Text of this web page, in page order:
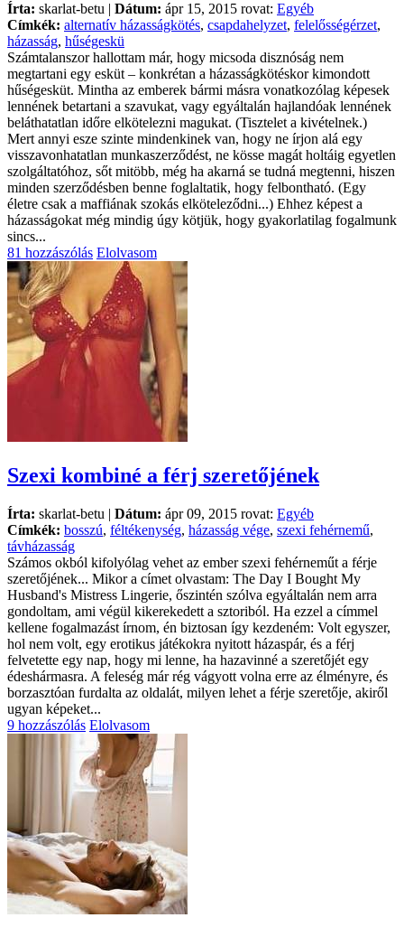
Írta: skarlat-betu | Dátum: ápr 15, 2015 rovat: Egyéb
Címkék: alternatív házasságkötés, csapdahelyzet, felelősségérzet,
házasság, hűségeskü
Számtalanszor hallottam már, hogy micsoda disznóság nem
megtartani egy esküt – konkrétan a házasságkötéskor kimondott
hűségesküt. Mintha az emberek bármi másra vonatkozólag képesek
lennének betartani a szavukat, vagy egyáltalán hajlandóak lennének
beláthatatlan időre elkötelezni magukat. (Tisztelet a kivételnek.)
Mert annyi esze szinte mindenkinek van, hogy ne írjon alá egy
visszavonhatatlan munkaszerződést, ne kösse magát holtáig egyetlen
szolgáltatóhoz, sőt mitöbb, még ha akarná se tudná megtenni, hiszen
minden szerződésben benne foglaltatik, hogy felbontható. (Egy
életre csak a maffiának szokás elköteleződni...) Ehhez képest a
házasságokat még mindig úgy kötjük, hogy gyakorlatilag fogalmunk
sincs...
81 hozzászólás Elolvasom
Szexi kombiné a férj szeretőjének
Írta: skarlat-betu | Dátum: ápr 09, 2015 rovat: Egyéb
Címkék: bosszú, féltékenység, házasság vége, szexi fehérnemű,
távházasság
Számos okból kifolyólag vehet az ember szexi fehérneműt a férje
szeretőjének... Mikor a címet olvastam: The Day I Bought My
Husband's Mistress Lingerie, őszintén szólva egyáltalán nem arra
gondoltam, ami végül kikerekedett a sztoriból. Ha ezzel a címmel
kellene fogalmazást írnom, én biztosan így kezdeném: Volt egyszer,
hol nem volt, egy erotikus játékokra nyitott házaspár, és a férj
felvetette egy nap, hogy mi lenne, ha hazavinné a szeretőjét egy
édeshármasra. A feleség már rég vágyott volna erre az élményre, és
borzasztóan furdalta az oldalát, milyen lehet a férje szeretője, akiről
ugyan képeket...
9 hozzászólás Elolvasom